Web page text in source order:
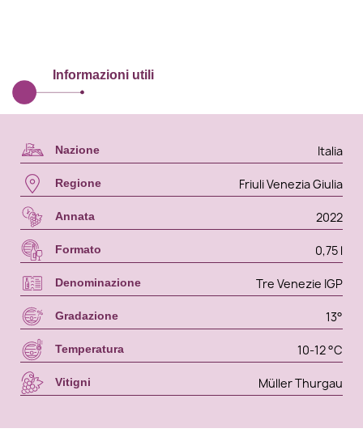
Informazioni utili
Nazione Italia
Regione Friuli Venezia Giulia
Annata 2022
Formato 0,75 l
Denominazione Tre Venezie IGP
Gradazione 13°
Temperatura 10-12 °C
Vitigni Müller Thurgau